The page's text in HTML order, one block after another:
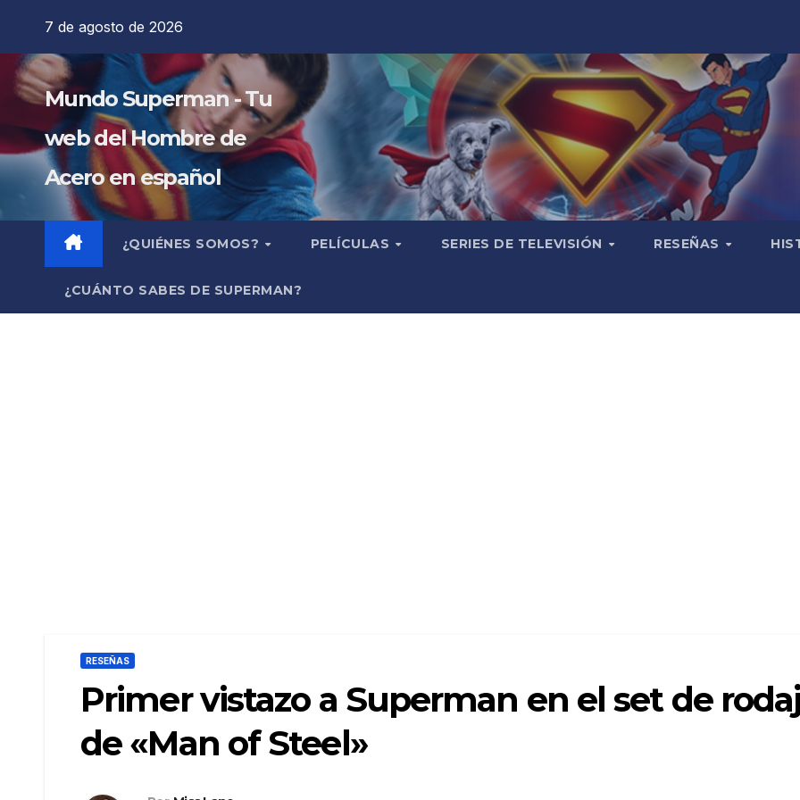
contenido
7 de agosto de 2026
Mundo Superman - Tu
web del Hombre de
Acero en español
¿QUIÉNES SOMOS? PELÍCULAS SERIES DE TELEVISIÓN RESEÑAS
¿CUÁNTO SABES DE SUPERMAN?
RESEÑAS
Primer vistazo a Superman en el set de
de «Man of Steel»